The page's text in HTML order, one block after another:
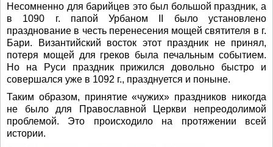
Несомненно для барийцев это был большой праздник, а
в 1090 г. папой Урбаном II было установлено
празднование в честь перенесения мощей святителя в г.
Бари. Византийский восток этот праздник не принял,
потеря мощей для греков была печальным событием.
Но на Руси праздник прижился довольно быстро и
совершался уже в 1092 г., празднуется и поныне.
Таким образом, принятие «чужих» праздников никогда
не было для Православной Церкви непреодолимой
проблемой. Это происходило на протяжении всей
истории.